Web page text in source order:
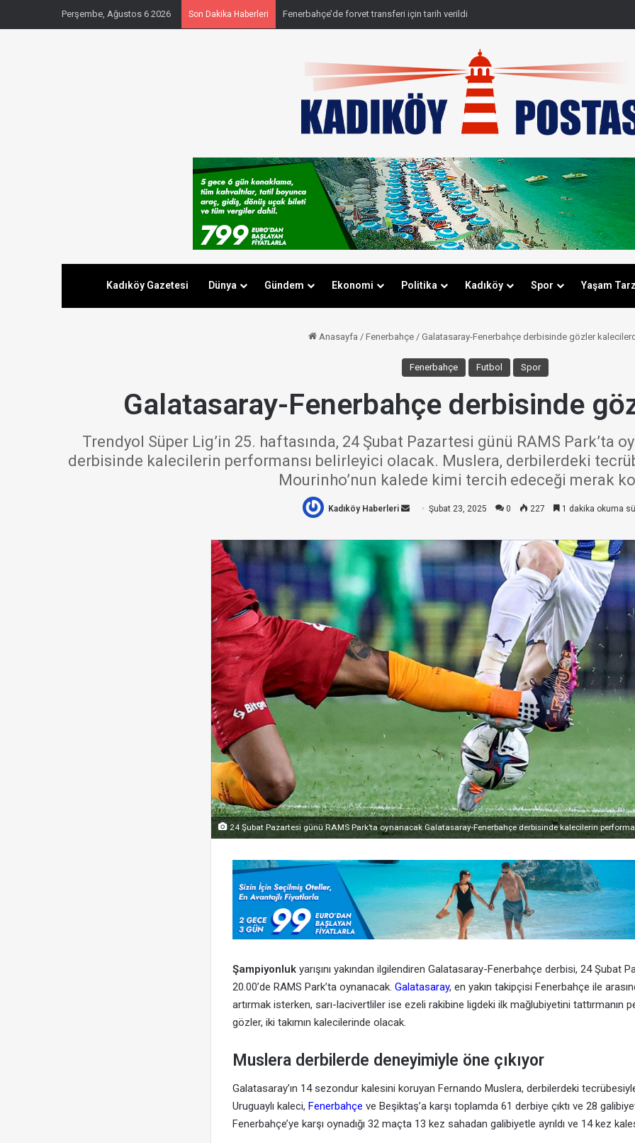
Perşembe, Ağustos 6 2026 Son Dakika Haberleri Kadıköy’de Avrupa gecesi! Fenerbahçe rövanş öncesi farkı cebine koydu
Kadıköy Gazetesi Dünya Gündem Ekonomi Politika Kadıköy Spor Yaşam
Anasayfa / Fenerbahçe / Galatasaray-Fenerbahçe derbisinde gözler
Fenerbahçe Futbol Spor
Galatasaray-Fenerbahçe derbisinde
Trendyol Süper Lig’in 25. haftasında, 24 Şubat Pazartesi günü RAMS Park’ta
derbisinde kalecilerin performansı belirleyici olacak. Muslera, derbilerdeki
Mourinho’nun kalede kimi tercih edeceği merak
Kadıköy Haberleri
Bir
posta
göndermek
Şubat 23, 2025 0 227 1 dakika okuma
24 Şubat Pazartesi günü RAMS Park’ta oynanacak Galatasaray-Fenerbahçe derbisinde kalecilerin
Şampiyonluk yarışını yakından ilgilendiren Galatasaray-Fenerbahçe derbisi, 24 Şubat
20.00’de RAMS Park’ta oynanacak. Galatasaray, en yakın takipçisi Fenerbahçe ile
artırmak isterken, sarı-lacivertliler ise ezeli rakibine ligdeki ilk mağlubiyetini tattırmanın
gözler, iki takımın kalecilerinde olacak.
Muslera derbilerde deneyimiyle öne çıkıyor
Galatasaray’ın 14 sezondur kalesini koruyan Fernando Muslera, derbilerdeki
Uruguaylı kaleci, Fenerbahçe ve Beşiktaş’a karşı toplamda 61 derbiye çıktı ve 28
Fenerbahçe’ye karşı oynadığı 32 maçta 13 kez sahadan galibiyetle ayrıldı ve 14 kez